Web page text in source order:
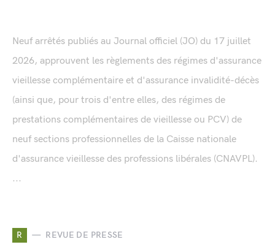
Neuf arrêtés publiés au Journal officiel (JO) du 17 juillet
2026, approuvent les règlements des régimes d'assurance
vieillesse complémentaire et d'assurance invalidité-décès
(ainsi que, pour trois d'entre elles, des régimes de
prestations complémentaires de vieillesse ou PCV) de
neuf sections professionnelles de la Caisse nationale
d'assurance vieillesse des professions libérales (CNAVPL).
...
R REVUE DE PRESSE